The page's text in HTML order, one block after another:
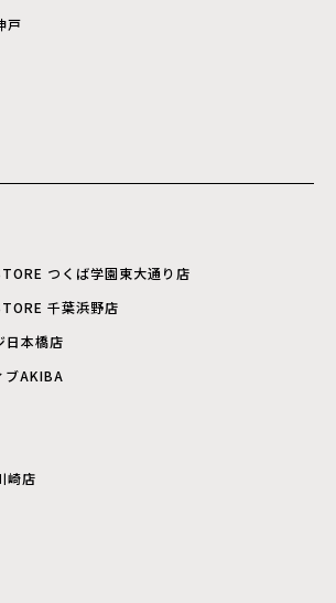
戸
つくば学園東大通り店
千葉浜野店
日本橋店
ブAKIBA
崎店